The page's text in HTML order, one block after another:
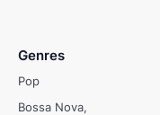
Genres
Pop
Bossa Nova